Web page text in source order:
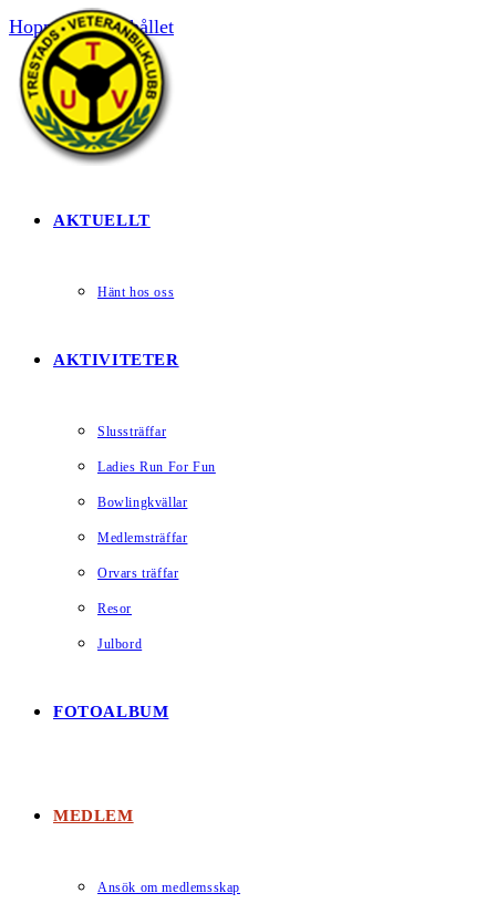
Hoppa till innehållet
HEM
AKTUELLT
Hänt hos oss
AKTIVITETER
Slussträffar
Ladies Run For Fun
Bowlingkvällar
Medlemsträffar
Orvars träffar
Resor
Julbord
FOTOALBUM
MEDLEM
Ansök om medlemsskap